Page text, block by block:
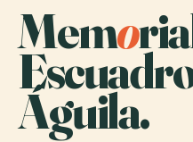
Memo
Águila.